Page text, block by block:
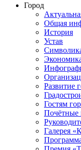
Город
Общая
История
Устав
Развитие
Гостям
Почётные
Галерея